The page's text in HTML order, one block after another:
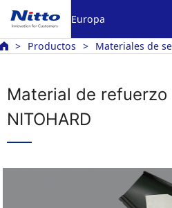
Europa
Productos Materiales de
Material de refuerzo
NITOHARD